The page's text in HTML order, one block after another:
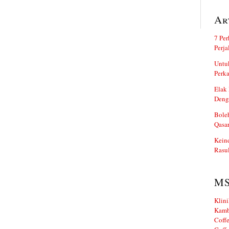
7
Elak